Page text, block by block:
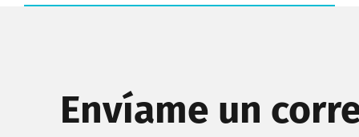
Envíame un